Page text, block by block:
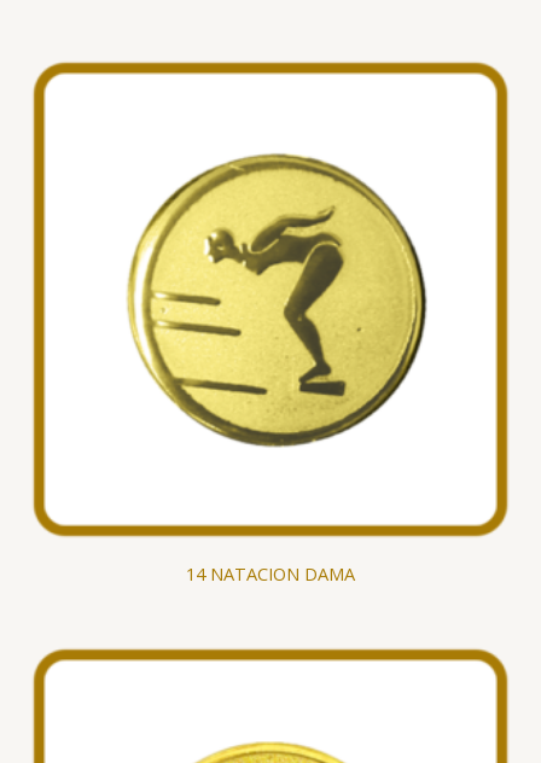
14 NATACION DAMA